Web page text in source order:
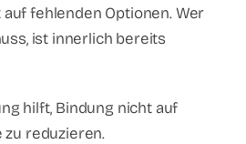
auf fehlenden Optionen. Wer
ist innerlich bereits
hilft, Bindung nicht auf
reduzieren.